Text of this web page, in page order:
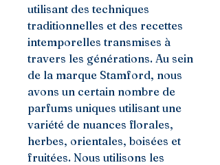
utilisant des techniques
traditionnelles et des recettes
intemporelles transmises à
travers les générations. Au sein
de la marque Stamford, nous
avons un certain nombre de
parfums uniques utilisant une
variété de nuances florales,
herbes, orientales, boisées et
fruitées. Nous utilisons les